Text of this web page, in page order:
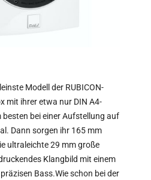
Modell der RUBICON-
mit ihrer etwa nur DIN A4-
bei einer Aufstellung auf
Dann sorgen ihr 165 mm
ultraleichte 29 mm große
Klangbild mit einem
Bass.Wie schon bei der